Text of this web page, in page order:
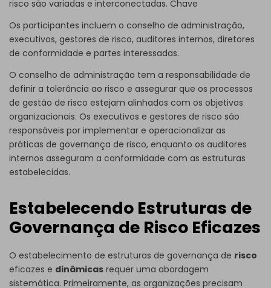
risco são variadas e interconectadas. Chave
Os participantes incluem o conselho de administração,
executivos, gestores de risco, auditores internos, diretores
de conformidade e partes interessadas.
O conselho de administração tem a responsabilidade de
definir a tolerância ao risco e assegurar que os processos
de gestão de risco estejam alinhados com os objetivos
organizacionais. Os executivos e gestores de risco são
responsáveis por implementar e operacionalizar as
práticas de governança de risco, enquanto os auditores
internos asseguram a conformidade com as estruturas
estabelecidas.
Estabelecendo Estruturas de
Governança de Risco Eficazes
O estabelecimento de estruturas de governança de risco
eficazes e dinâmicas requer uma abordagem
sistemática. Primeiramente, as organizações precisam